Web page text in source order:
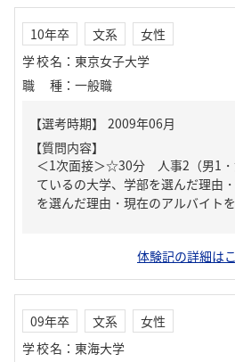
10年卒 文系
女性
学校名 ： 東京女子大学
職種 ： 一般職
【質問内容】
＜1次面接＞☆30分 人事2（男1・
ているの大学、学部を選んだ理由
を選んだ理由・現在のアルバイト
体験記の詳細は
09年卒 文系
女性
学校名 ： 東海大学